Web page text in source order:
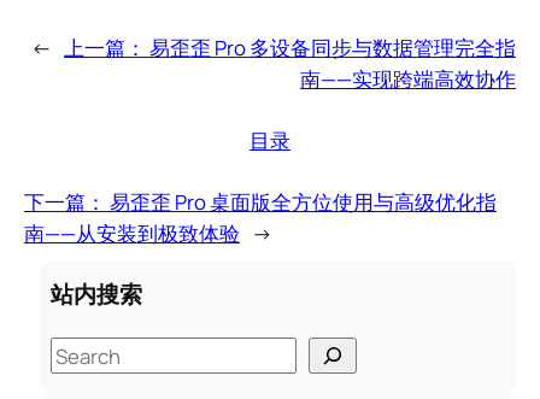
← 上一篇： 易歪歪 Pro 多设备同步与数据管理完全指
南——实现跨端高效协作
目录
下一篇： 易歪歪 Pro 桌面版全方位使用与高级优化指
南——从安装到极致体验 →
站内搜索
S
e